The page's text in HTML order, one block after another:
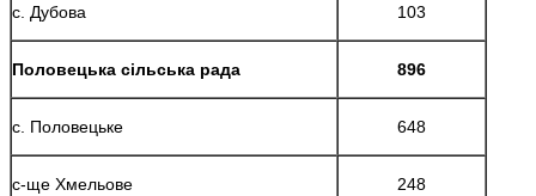
с. Дубова 103
Половецька сільська рада 896
с. Половецьке 648
с-ще Хмельове 248